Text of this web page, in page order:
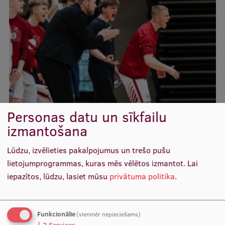
Ētikas un līdztiesības mācības
Atvērtā universitāte
Sagatavošanas kursi
Profesionālās pilnveides kursi
ESF kvalifikācijas celšanas kursi
Kvalifikācijas atbilstības pārbaude
Pētniecība
Zinātniskie institūti un laboratorijas
Personas datu un sīkfailu
izmantošana
Lūdzu, izvēlieties pakalpojumus un trešo pušu
lietojumprogrammas, kuras mēs vēlētos izmantot. Lai
iepazītos, lūdzu, lasiet mūsu privātuma politika.
Funkcionālie(vienmēr nepieciešams)